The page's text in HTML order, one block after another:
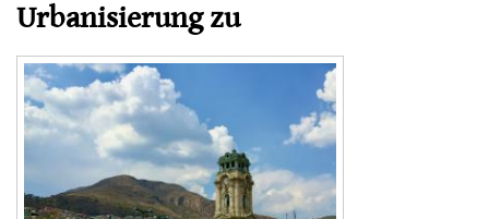
Urbanisierung zu